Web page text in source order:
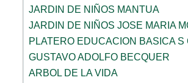
JARDIN DE NIÑOS MANTUA
JARDIN DE NIÑOS JOSE MARIA
PLATERO EDUCACION BASICA S
GUSTAVO ADOLFO BECQUER
ARBOL DE LA VIDA